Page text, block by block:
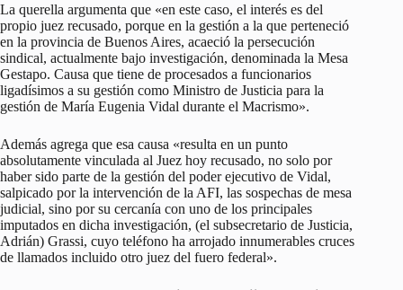
La querella argumenta que «en este caso, el interés es del
propio juez recusado, porque en la gestión a la que perteneció
en la provincia de Buenos Aires, acaeció la persecución
sindical, actualmente bajo investigación, denominada la Mesa
Gestapo. Causa que tiene de procesados a funcionarios
ligadísimos a su gestión como Ministro de Justicia para la
gestión de María Eugenia Vidal durante el Macrismo».
Además agrega que esa causa «resulta en un punto
absolutamente vinculada al Juez hoy recusado, no solo por
haber sido parte de la gestión del poder ejecutivo de Vidal,
salpicado por la intervención de la AFI, las sospechas de mesa
judicial, sino por su cercanía con uno de los principales
imputados en dicha investigación, (el subsecretario de Justicia,
Adrián) Grassi, cuyo teléfono ha arrojado innumerables cruces
de llamados incluido otro juez del fuero federal».